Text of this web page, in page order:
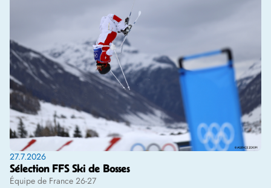
27.7.2026
Sélection FFS Ski de Bosses
Équipe de France 26-27